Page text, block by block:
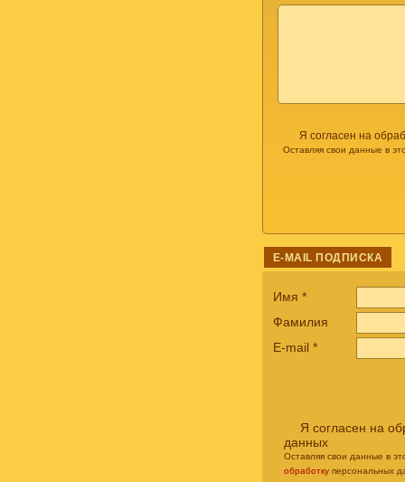
Я согласен на
Оставляя свои данные в
E-MAIL ПОДПИСКА
Имя *
Фамилия
E-mail *
Я согласен на
данных
Оставляя свои данные в
обработку персональных